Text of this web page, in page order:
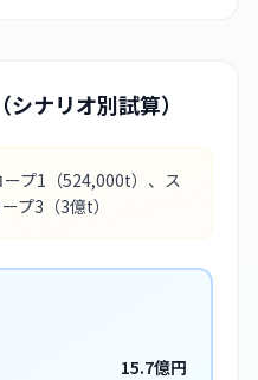
ナリオ別試算）
ープ1 （524,000t） 、ス
プ3 （3億t）
15.7億円